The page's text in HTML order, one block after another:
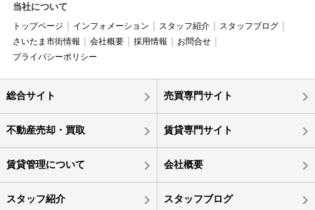
当社について
トップページ インフォメーション スタッフ紹介
スタッフブログ
さいたま市街情報
会社概要 採用情報
お問合せ
プライバシーポリシー
総合サイト 売買専門サイト
不動産売却・買取 賃貸専門サイト
賃貸管理について 会社概要
スタッフ紹介 スタッフブログ